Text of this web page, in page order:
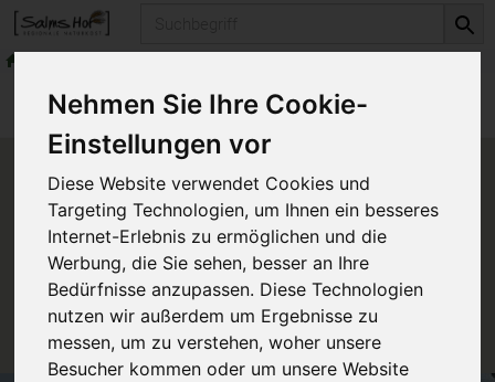
Nehmen Sie Ihre Cookie-
Einstellungen vor
Diese Website verwendet Cookies und
Targeting Technologien, um Ihnen ein besseres
Internet-Erlebnis zu ermöglichen und die
Werbung, die Sie sehen, besser an Ihre
Bedürfnisse anzupassen. Diese Technologien
nutzen wir außerdem um Ergebnisse zu
messen, um zu verstehen, woher unsere
Besucher kommen oder um unsere Website
Produkte Vorratskammer
Kaffee & Tee
Tee
Produkt "Fenchel" nicht
verfügbar.
Das von Ihnen gesuchte Produkt ist leider zur Zeit
nicht verfügbar.